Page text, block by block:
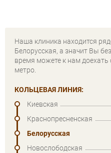
Наша клиника находится
Белорусская, а значит Вы
время можете к нам
метро.
КОЛЬЦЕВАЯ ЛИНИЯ:
Киевская
Краснопресненская
Белорусская
Новослободская